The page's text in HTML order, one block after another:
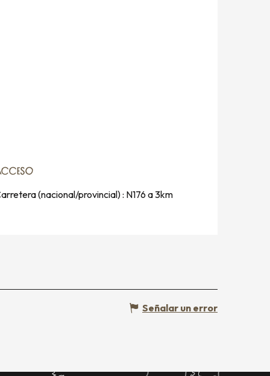
(nacional/provincial) : N176 a 3km
Señalar un error